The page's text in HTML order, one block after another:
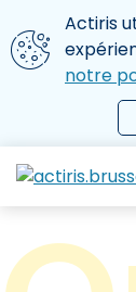
Aller au
NousActiris
notre
le menu